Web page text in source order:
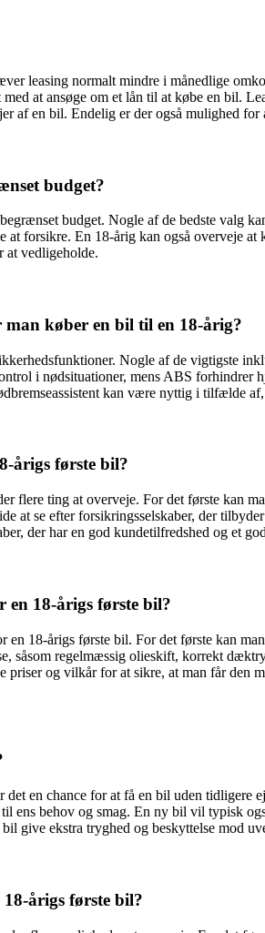
leasing normalt mindre i månedlige
at ansøge om et lån til at købe en bil.
af en bil. Endelig er der også mulighed
budget?
budget. Nogle af de bedste valg
forsikre. En 18-årig kan også overveje
at vedligeholde.
køber en bil til en 18-årig?
Nogle af de vigtigste
i nødsituationer, mens ABS forhindrer
kan være nyttig i tilfælde
årigs første bil?
flere ting at overveje. For det første kan
at se efter forsikringsselskaber, der
der har en god kundetilfredshed og et
18-årigs første bil?
en 18-årigs første bil. For det første kan
såsom regelmæssig olieskift, korrekt
og vilkår for at sikre, at man får den
en chance for at få en bil uden
ens behov og smag. En ny bil vil typisk
give ekstra tryghed og beskyttelse mod
årigs første bil?